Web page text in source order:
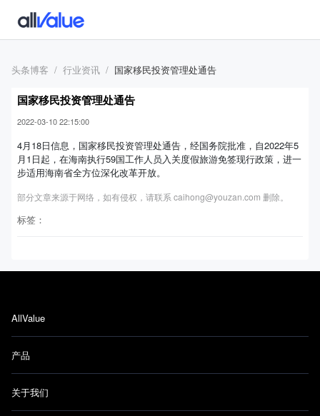
头条博客 行业资讯 国家移民投资管理处通告
国家移民投资管理处通告
2022-03-10 22:15:00
4月18日信息，国家移民投资管理处通告，经国务院批准，自2022年5
月1日起，在海南执行59国工作人员入关度假旅游免签现行政策，进一
步适用海南省全方位深化改革开放。
部分文章来源于网络，如有侵权，请联系 caihong@youzan.com 删除。
标签：
AllValue
产品
关于我们